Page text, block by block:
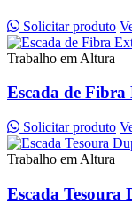
Solicitar produto
Trabalho em Altura
Escada de Fibra
Solicitar produto
Trabalho em Altura
Escada Tesoura